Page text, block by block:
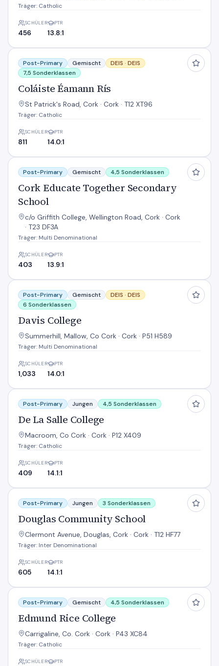
Träger: Catholic
SCHÜLER
456
PTR
13.8:1
Coláiste Éamann Rís
Post-Primary Gemischt DEIS · DEIS
7,5 Sonderklassen
Coláiste Éamann Rís
St Patrick's Road, Cork · Cork · T12 XT96
Träger: Catholic
SCHÜLER
811
PTR
14.0:1
Cork Educate Together Secondary School
Post-Primary Gemischt 4,5 Sonderklassen
Cork Educate Together Secondary
School
c/o Griffith College, Wellington Road, Cork · Cork
· T23 DF3A
Träger: Multi Denominational
SCHÜLER
403
PTR
13.9:1
Davis College
Post-Primary Gemischt DEIS · DEIS
6 Sonderklassen
Davis College
Summerhill, Mallow, Co Cork · Cork · P51 H589
Träger: Multi Denominational
SCHÜLER
1,033
PTR
14.0:1
De La Salle College
Post-Primary Jungen 4,5 Sonderklassen
De La Salle College
Macroom, Co Cork · Cork · P12 X409
Träger: Catholic
SCHÜLER
409
PTR
14.1:1
Douglas Community School
Post-Primary Jungen 3 Sonderklassen
Douglas Community School
Clermont Avenue, Douglas, Cork · Cork · T12 HF77
Träger: Inter Denominational
SCHÜLER
605
PTR
14.1:1
Edmund Rice College
Post-Primary Gemischt 4,5 Sonderklassen
Edmund Rice College
Carrigaline, Co. Cork · Cork · P43 XC84
Träger: Catholic
SCHÜLER PTR